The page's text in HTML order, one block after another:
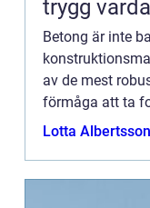
trygg
Betong är inte
av de mest
förmåga att ta
exceptionella
Lotta Albertsson